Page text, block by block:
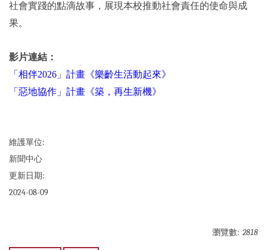
社會實踐的點滴故事，展現本校推動社會責任的使命與成
果。
影片連結：
「相伴2026」計畫《樂齡生活動起來》
「惡地協作」計畫《築，再生新機》
維護單位:
新聞中心
更新日期:
2024-08-09
瀏覽數: 2818